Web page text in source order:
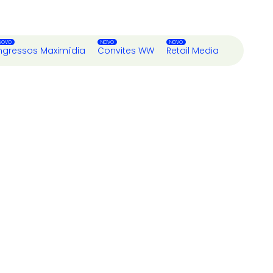
Maximídia Convites WW Retail Media